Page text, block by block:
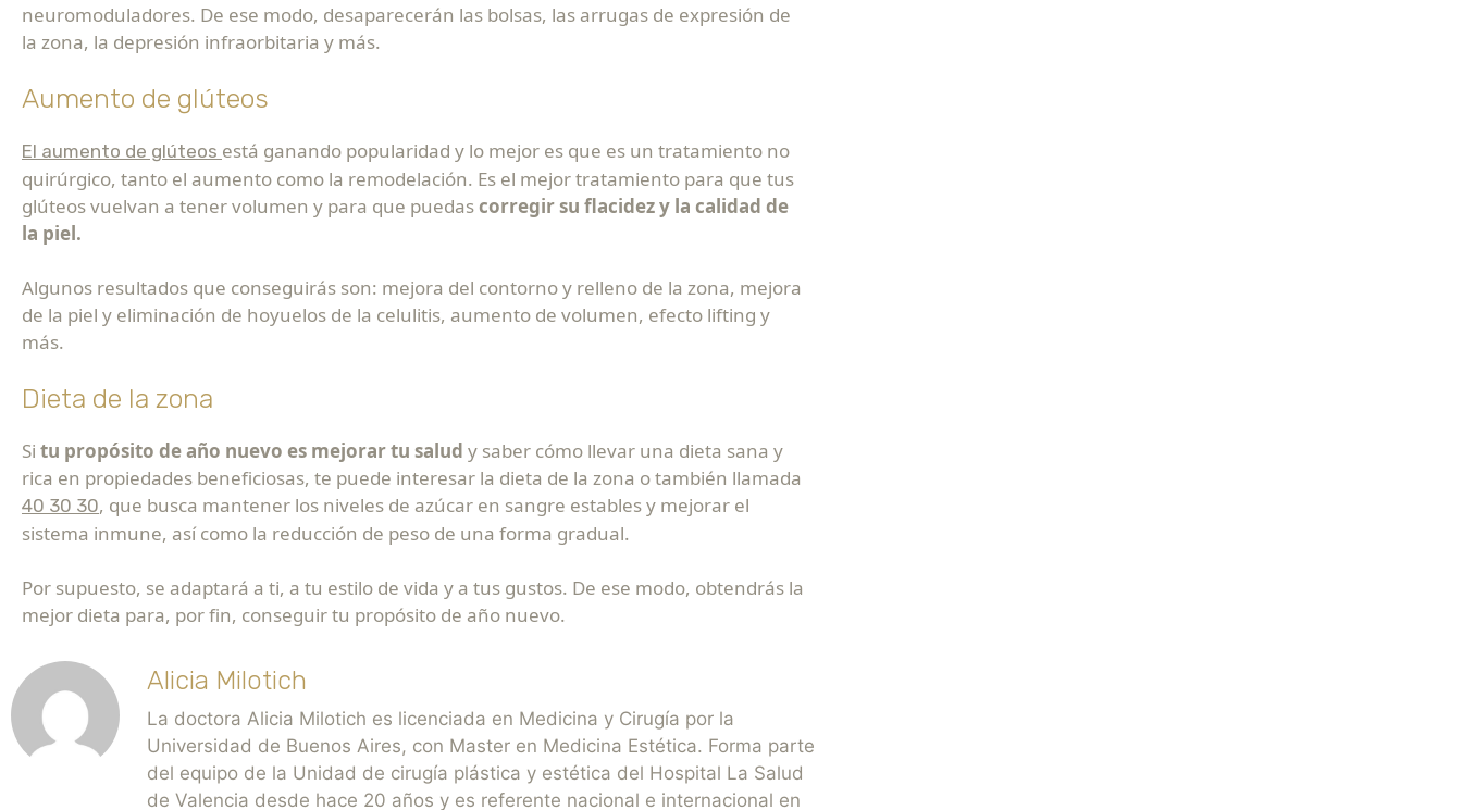
neuromoduladores. De ese modo, desaparecerán las bolsas, las arrugas de expresión de
la zona, la depresión infraorbitaria y más.
Aumento de glúteos
El aumento de glúteos está ganando popularidad y lo mejor es que es un tratamiento no
quirúrgico, tanto el aumento como la remodelación. Es el mejor tratamiento para que tus
glúteos vuelvan a tener volumen y para que puedascorregir su flacidez y la calidad de
la piel.
Algunos resultados que conseguirás son: mejora del contorno y relleno de la zona, mejora
de la piel y eliminación de hoyuelos de la celulitis, aumento de volumen, efecto lifting y
más.
Dieta de la zona
Si tu propósito de año nuevo es mejorar tu salud y saber cómo llevar una dieta sana y
rica en propiedades beneficiosas, te puede interesar la dieta de la zona o también llamada
40 30 30, que busca mantener los niveles de azúcar en sangre estables y mejorar el
sistema inmune, así como la reducción de peso de una forma gradual.
Por supuesto, se adaptará a ti, a tu estilo de vida y a tus gustos. De ese modo, obtendrás la
mejor dieta para, por fin, conseguir tu propósito de año nuevo.
Alicia Milotich
La doctora Alicia Milotich es licenciada en Medicina y Cirugía por la
Universidad de Buenos Aires, con Master en Medicina Estética. Forma parte
del equipo de la Unidad de cirugía plástica y estética del Hospital La Salud
de Valencia desde hace 20 años y es referente nacional e internacional en